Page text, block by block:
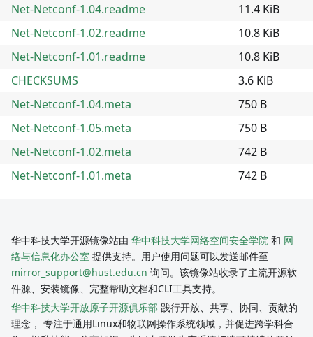
Net-Netconf-1.04.readme
11.4 KiB
Net-Netconf-1.02.readme
10.8 KiB
Net-Netconf-1.01.readme
10.8 KiB
CHECKSUMS
3.6 KiB
Net-Netconf-1.04.meta
750 B
Net-Netconf-1.05.meta
750 B
Net-Netconf-1.02.meta
742 B
Net-Netconf-1.01.meta
742 B
华中科技大学开源镜像站由 华中科技大学网络空间安全学院 和 网
络与信息化办公室 提供支持。用户使用问题可以发送邮件至
mirror_support@hust.edu.cn 询问。该镜像站收录了主流开源软
件源、安装镜像、完整帮助文档和CLI工具支持。
华中科技大学开放原子开源俱乐部 践行开放、共享、协同、贡献的
理念， 专注于通用Linux和物联网操作系统领域，并促进跨学科合